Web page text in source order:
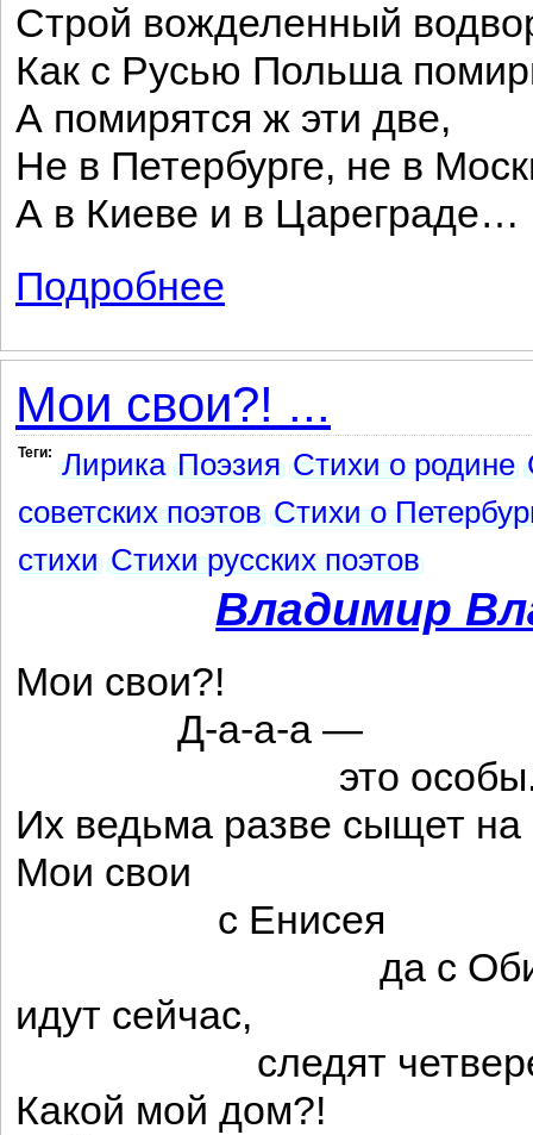
Строй вожделенный
Как с Русью Польша
А помирятся ж эти две,
Не в Петербурге, не в
А в Киеве и в Цареграде…
Подробнее
Мои свои?! ...
Теги: Лирика Поэзия Стихи о родине
советских поэтов Стихи о
стихи Стихи русских поэтов
Владимир
Мои свои?!
Д-а-а-а —
это
Их ведьма разве сыщет на
Мои свои
с Енисея
да с
идут сейчас,
следят
Какой мой дом?!